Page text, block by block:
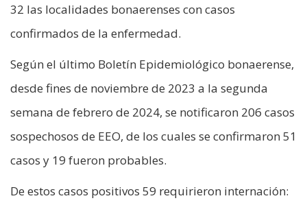
32 las localidades bonaerenses con casos
confirmados de la enfermedad.
Según el último Boletín Epidemiológico bonaerense,
desde fines de noviembre de 2023 a la segunda
semana de febrero de 2024, se notificaron 206 casos
sospechosos de EEO, de los cuales se confirmaron 51
casos y 19 fueron probables.
De estos casos positivos 59 requirieron internación: